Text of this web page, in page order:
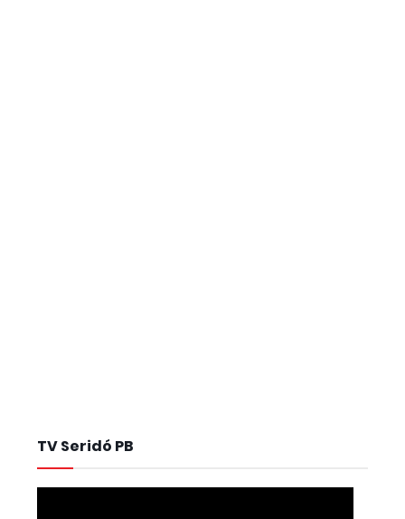
TV Seridó PB